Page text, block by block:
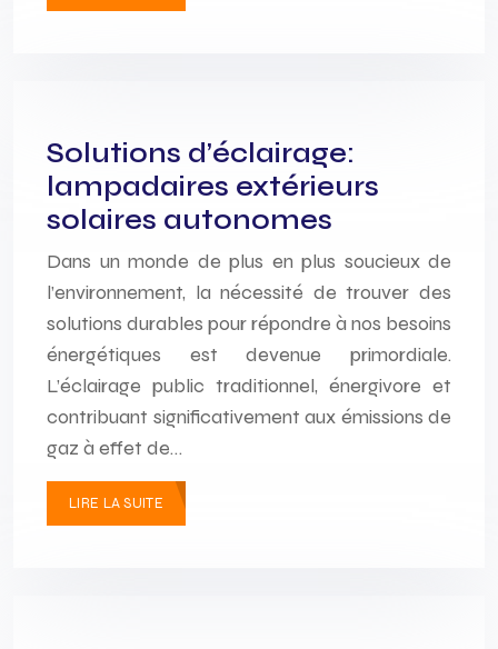
Solutions d’éclairage:
lampadaires extérieurs
solaires autonomes
Dans un monde de plus en plus soucieux de
l’environnement, la nécessité de trouver des
solutions durables pour répondre à nos besoins
énergétiques est devenue primordiale.
L’éclairage public traditionnel, énergivore et
contribuant significativement aux émissions de
gaz à effet de…
LIRE LA SUITE